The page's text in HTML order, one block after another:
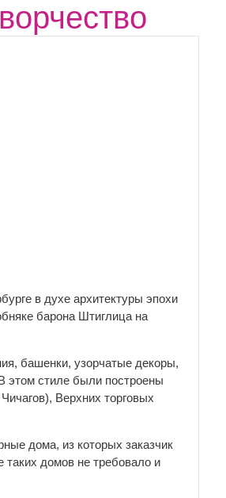
в духе архитектуры эпохи
барона Штиглица на
башенки, узорчатые декоры,
этом стиле были построены
Верхних торговых
дома, из которых заказчик
домов не требовало и